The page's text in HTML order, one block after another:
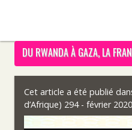
DU RWANDA À GAZA, LA
Cet article a été publié
d’Afrique) 294 - février 2020